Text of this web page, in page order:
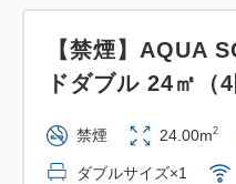
【禁煙】AQUA
ドダブル 24㎡（4
禁煙 24.00m2
ダブルサイズ×1